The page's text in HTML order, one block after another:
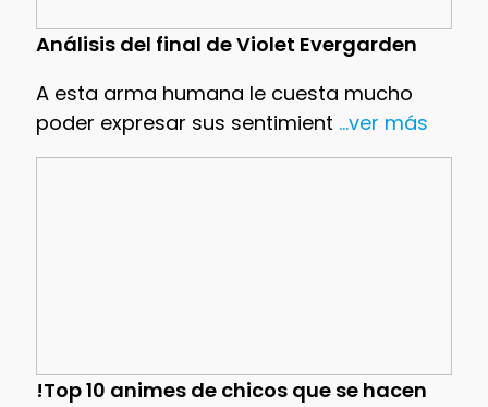
Análisis del final de Violet Evergarden
A esta arma humana le cuesta mucho
poder expresar sus sentimient ...ver más
!Top 10 animes de chicos que se hacen